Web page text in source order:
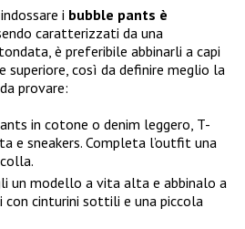
i bubble pants è
caratterizzati da una
è preferibile abbinarli a capi
superiore, così da definire meglio la
provare:
in cotone o denim leggero, T-
e sneakers. Completa l’outfit una
un modello a vita alta e abbinalo a
con cinturini sottili e una piccola